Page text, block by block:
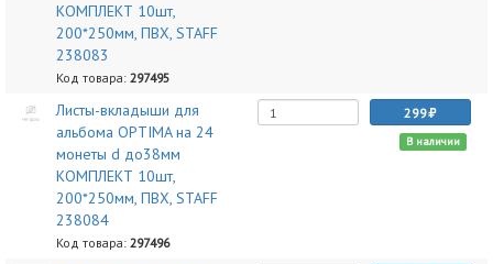
КОМПЛЕКТ 10шт,
200*250мм, ПВХ, STAFF
238083
Код товара: 297495
Листы-вкладыши для
альбома OPTIMA на 24
монеты d до38мм
КОМПЛЕКТ 10шт,
200*250мм, ПВХ, STAFF
238084
Код товара: 297496
299
В наличии